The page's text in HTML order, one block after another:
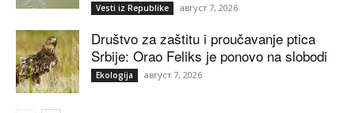
Vesti iz Republike август 7, 2026
Društvo za zaštitu i proučavanje ptica
Srbije: Orao Feliks je ponovo na slobodi
Ekologija август 7, 2026